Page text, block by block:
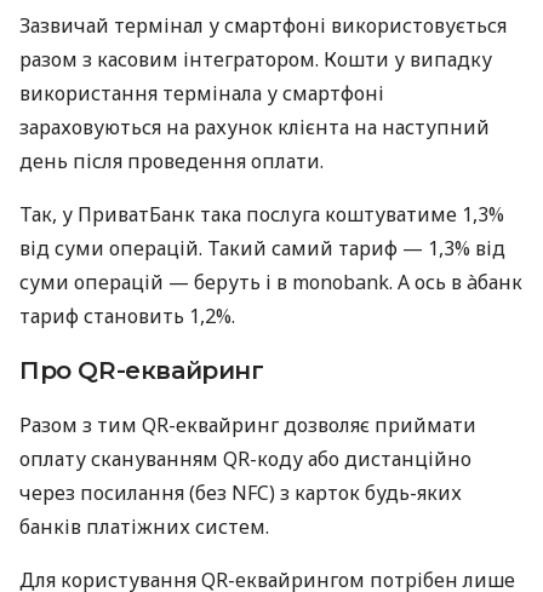
Зазвичай термінал у смартфоні використовується
разом з касовим інтегратором. Кошти у випадку
використання термінала у смартфоні
зараховуються на рахунок клієнта на наступний
день після проведення оплати.
Так, у ПриватБанк така послуга коштуватиме 1,3%
від суми операцій. Такий самий тариф — 1,3% від
суми операцій — беруть і в monobank. А ось в àбанк
тариф становить 1,2%.
Про QR-еквайринг
Разом з тим QR-еквайринг дозволяє приймати
оплату скануванням QR-коду або дистанційно
через посилання (без NFC) з карток будь-яких
банків платіжних систем.
Для користування QR-еквайрингом потрібен лише